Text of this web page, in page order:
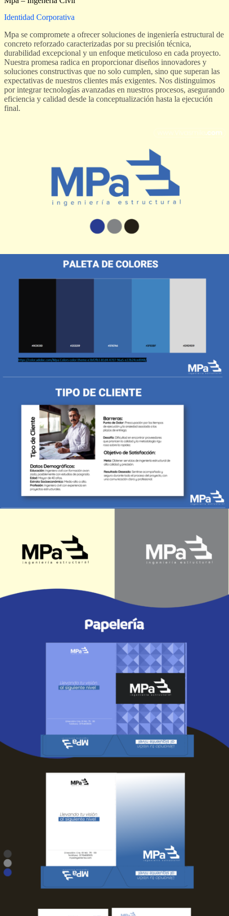
Identidad Corporativa
Mpa se compromete a ofrecer soluciones de ingeniería estructural de
concreto reforzado caracterizadas por su precisión técnica,
durabilidad excepcional y un enfoque meticuloso en cada proyecto.
Nuestra promesa radica en proporcionar diseños innovadores y
soluciones constructivas que no solo cumplen, sino que superan las
expectativas de nuestros clientes más exigentes. Nos distinguimos
por integrar tecnologías avanzadas en nuestros procesos, asegurando
eficiencia y calidad desde la conceptualización hasta la ejecución
final.